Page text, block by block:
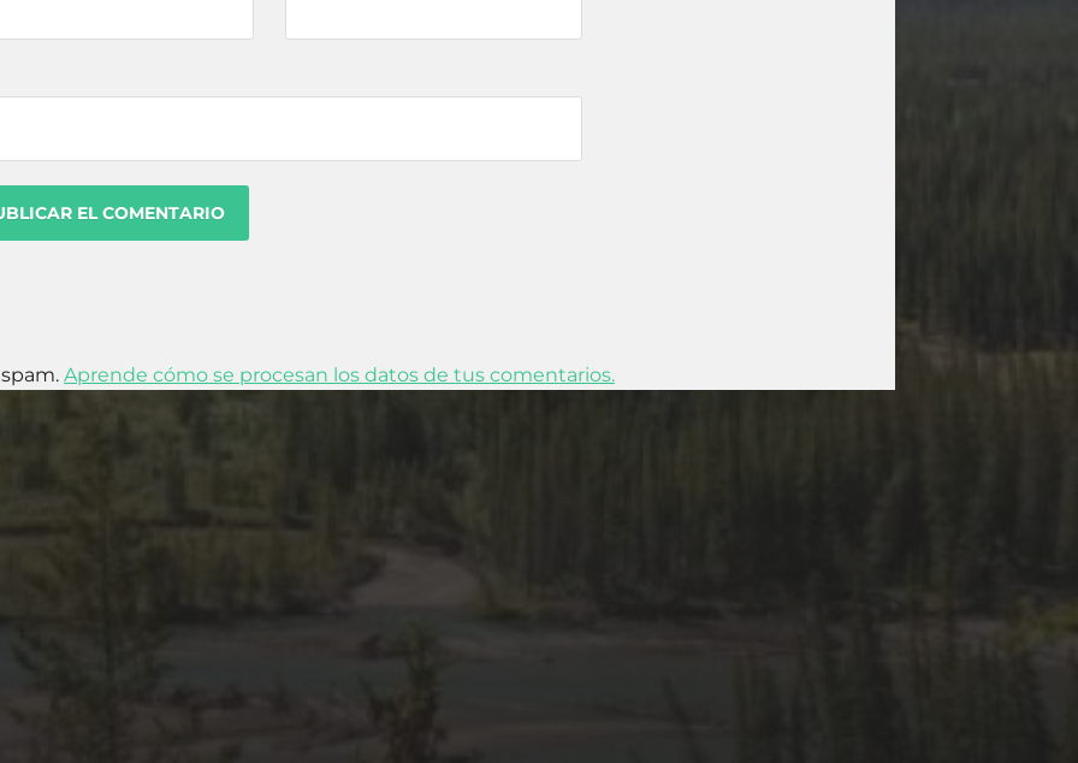
Aprende cómo se procesan los datos de tus comentarios.